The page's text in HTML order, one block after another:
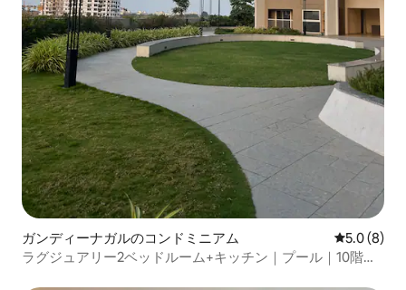
ガンディーナガルのコンドミニアム レビュー8
5.0 (8)
ラグジュアリー2ベッドルーム+キッチン｜プール｜10階｜